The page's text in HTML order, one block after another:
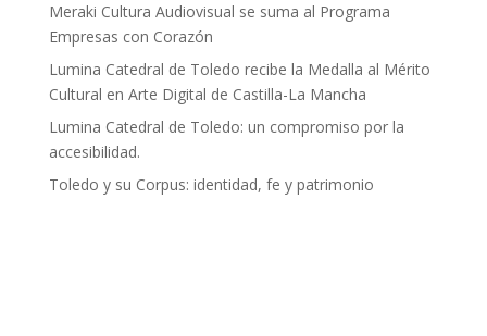
Meraki Cultura Audiovisual se suma al Programa
Empresas con Corazón
Lumina Catedral de Toledo recibe la Medalla al Mérito
Cultural en Arte Digital de Castilla-La Mancha
Lumina Catedral de Toledo: un compromiso por la
accesibilidad.
Toledo y su Corpus: identidad, fe y patrimonio